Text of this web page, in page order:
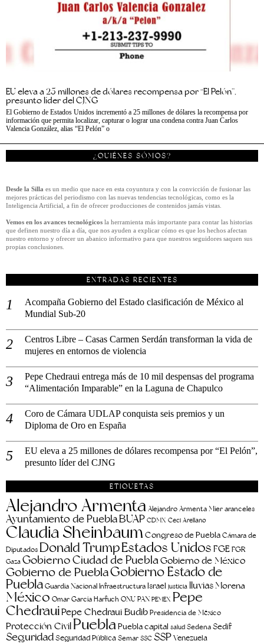
EU eleva a 25 millones de dólares recompensa por “El Pelón”,
presunto líder del CJNG
El Gobierno de Estados Unidos incrementó a 25 millones de dólares la recompensa por
información que permita localizar, capturar o lograr una condena contra Juan Carlos
Valencia González, alias “El Pelón” o
¿QUIÉNES SÓMOS?
Desde la Silla es un medio que nace en esta coyuntura y con la convicción de fusionar las
mejores prácticas del periodismo con las nuevas tendencias tecnológicas, como es la
Inteligencia Artificial, a fin de ofrecer producciones de contenidos jamás vistas.
Vemos en los avances tecnológicos la herramienta más importante para contar las historias
que definen nuestro día a día, que nos ayuden a explicar cómo es que los hechos afectan
nuestro entorno y ofrecer un abanico informativo para que nuestros seguidores saquen sus
propias conclusiones.
ENTRADAS RECIENTES
Acompaña Gobierno del Estado clasificación de México al
Mundial Sub-20
Centros Libre – Casas Carmen Serdán transforman la vida de
mujeres en entornos de violencia
Pepe Chedraui entrega más de 10 mil despensas del programa
“Alimentación Imparable” en la Laguna de Chapulco
Coro de Cámara UDLAP conquista seis premios y un
Diploma de Oro en España
EU eleva a 25 millones de dólares recompensa por “El Pelón”,
presunto líder del CJNG
ETIQUETAS
Alejandro Armenta Alejandro Armenta Mier aranceles
Ayuntamiento de PueblaBUAP CDMX Ceci Arellano
Claudia SheinbaumCongreso de Puebla Cámara de
Diputados Donald TrumpEstados Unidos FGEFGR
Gaza Gobierno Ciudad de PueblaGobierno de México
Gobierno de PueblaGobierno Estado de
PueblaGuardia Nacional Infraestructura Israel justicia lluviasMorena
México Omar García Harfuch ONU PAN PEMEX Pepe
ChedrauiPepe Chedraui BudibPresidencia de México
Protección Civil PueblaPuebla capital salud Sedena Sedif
SeguridadSeguridad Pública Semar SSC SSPVenezuela